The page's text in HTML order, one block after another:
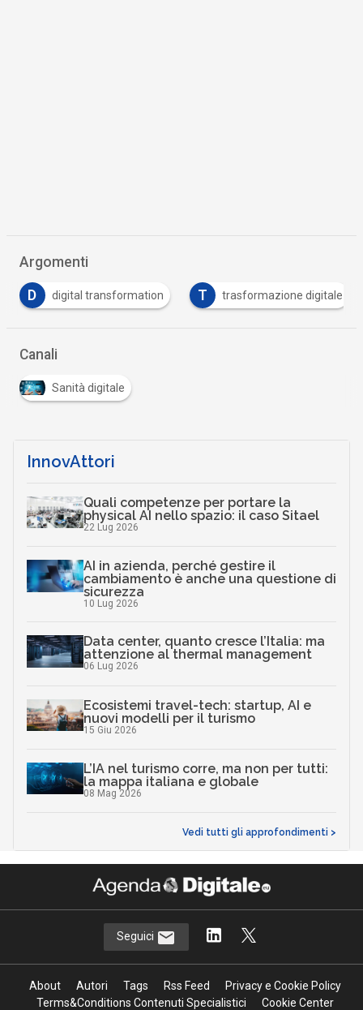
Argomenti
T trasformazione digitale Tutto su Cyber Security
Canali
Sanità digitale
InnovAttori
Quali competenze per portare la
physical AI nello spazio: il caso Sitael
22 Lug 2026
AI in azienda, perché gestire il
cambiamento è anche una questione di
sicurezza
10 Lug 2026
Data center, quanto cresce l’Italia: ma
attenzione al thermal management
06 Lug 2026
Ecosistemi travel-tech: startup, AI e
nuovi modelli per il turismo
15 Giu 2026
L’IA nel turismo corre, ma non per tutti:
la mappa italiana e globale
08 Mag 2026
Vedi tutti gli approfondimenti >
Seguici
About Autori Tags Rss Feed
Privacy e Cookie Policy
Terms&Conditions Contenuti Specialistici
Cookie Center